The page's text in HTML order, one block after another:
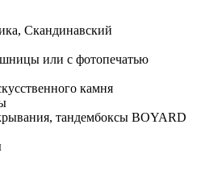
Скандинавский
или с фотопечатью
камня
тандембоксы BOYARD